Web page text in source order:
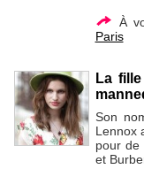
À
Paris
La
Son
Lennox
pour de
et